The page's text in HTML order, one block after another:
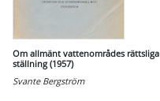
Om allmänt vattenområdes rättsliga
ställning (1957)
Svante Bergström